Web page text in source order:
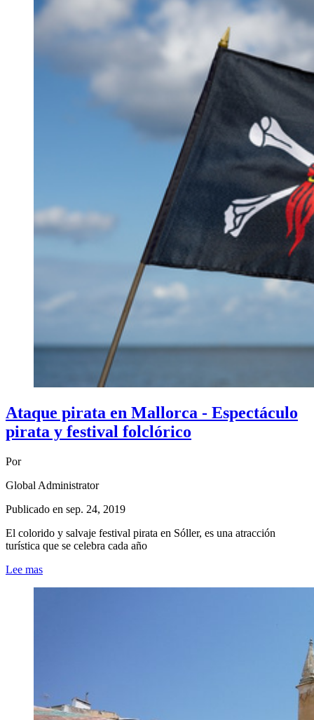
Ataque pirata en Mallorca - Espectáculo
pirata y festival folclórico
Por
Global Administrator
Publicado en sep. 24, 2019
El colorido y salvaje festival pirata en Sóller, es una atracción
turística que se celebra cada año
Lee mas